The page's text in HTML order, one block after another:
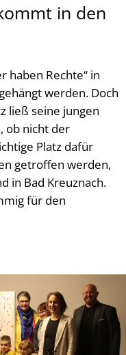
in den
haben Rechte“ in
werden. Doch
ließ seine jungen
ob nicht der
Platz dafür
getroffen werden,
in Bad Kreuznach.
für den